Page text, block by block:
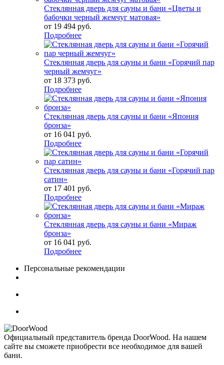
Стеклянная дверь для сауны и бани «Цветы и
бабочки черный жемчуг матовая»
от 19 494 руб.
Подробнее
Стеклянная дверь для сауны и бани «Горячий пар
черный жемчуг»
от 18 373 руб.
Подробнее
Стеклянная дверь для сауны и бани «Япония
бронза»
от 16 041 руб.
Подробнее
Стеклянная дверь для сауны и бани «Горячий пар
сатин»
от 17 401 руб.
Подробнее
Стеклянная дверь для сауны и бани «Мираж
бронза»
от 16 041 руб.
Подробнее
Персональные рекомендации
Официальный представитель бренда DoorWood. На нашем
сайте вы сможете приобрести все необходимое для вашей
бани.